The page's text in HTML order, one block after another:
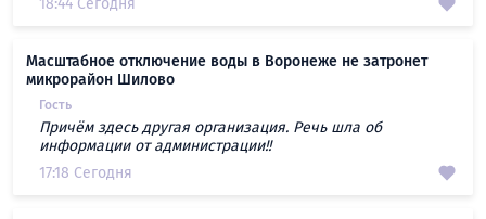
18:44 Сегодня
Масштабное отключение воды в Воронеже не затронет
микрорайон Шилово
Гость
Причём здесь другая организация. Речь шла об
информации от администрации!!
17:18 Сегодня